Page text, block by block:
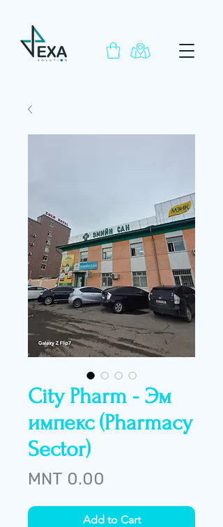
City Pharm - Эм
импекс (Pharmacy
Sector)
MNT 0.00
Add to Cart